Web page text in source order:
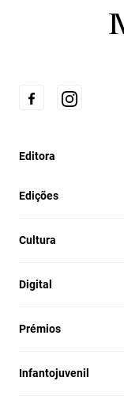
Editora
Edições
Cultura
Digital
Prémios
Infantojuvenil